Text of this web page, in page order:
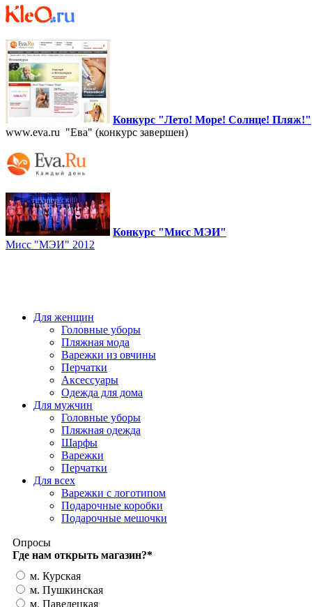
Конкурс "Лето! Море! Солнце! Пляж!"
www.eva.ru "Ева" (конкурс завершен)
Конкурс "Мисс МЭИ"
Мисс "МЭИ" 2012
Для женщин
Головные уборы
Пляжная мода
Варежки из овчины
Перчатки
Аксессуары
Одежда для дома
Для мужчин
Головные уборы
Пляжная одежда
Шарфы
Варежки
Перчатки
Для всех
Варежки с логотипом
Подарочные коробки
Подарочные мешочки
Опросы
Где нам открыть магазин?*
м. Курская
м. Пушкинская
м. Павелецкая